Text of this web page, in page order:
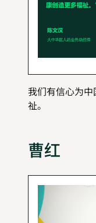
我们有信心为
祉。
曹红